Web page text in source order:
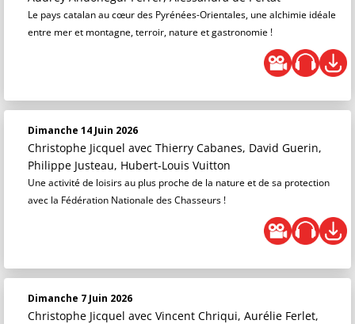
Le pays catalan au cœur des Pyrénées-Orientales, une alchimie idéale
entre mer et montagne, terroir, nature et gastronomie !
Dimanche 14 Juin 2026
Christophe Jicquel avec Thierry Cabanes, David Guerin,
Philippe Justeau, Hubert-Louis Vuitton
Une activité de loisirs au plus proche de la nature et de sa protection
avec la Fédération Nationale des Chasseurs !
Dimanche 7 Juin 2026
Christophe Jicquel avec Vincent Chriqui, Aurélie Ferlet,